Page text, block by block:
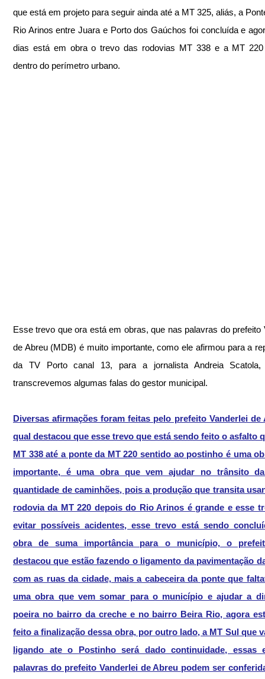
que está em projeto para seguir ainda até a MT 325, aliás, a
Rio Arinos entre Juara e Porto dos Gaúchos foi concluída e
dias está em obra o trevo das rodovias MT 338 e a MT
dentro do perímetro urbano.
Esse trevo que ora está em obras, que nas palavras do prefeito
de Abreu (MDB) é muito importante, como ele afirmou para a
da TV Porto canal 13, para a jornalista Andreia
transcrevemos algumas falas do gestor municipal.
Diversas afirmações foram feitas pelo prefeito Vanderlei de
qual destacou que esse trevo que está sendo feito o asfalto
MT 338 até a ponte da MT 220 sentido ao postinho é uma
importante, é uma obra que vem ajudar no trânsito
quantidade de caminhões, pois a produção que transita
rodovia da MT 220 depois do Rio Arinos é grande e esse
evitar possíveis acidentes, esse trevo está sendo
obra de suma importância para o município, o
destacou que estão fazendo o ligamento da pavimentação
com as ruas da cidade, mais a cabeceira da ponte que
uma obra que vem somar para o município e ajudar a
poeira no bairro da creche e no bairro Beira Rio, agora
feito a finalização dessa obra, por outro lado, a MT Sul que
ligando ate o Postinho será dado continuidade, essas
palavras do prefeito Vanderlei de Abreu podem ser